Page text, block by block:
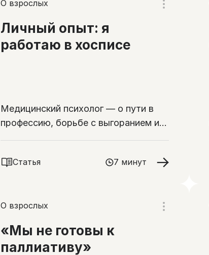
О взрослых
Личный опыт: я
работаю в хосписе
Медицинский психолог — о пути в
профессию, борьбе с выгоранием и о
Статья 7 минут
О взрослых
«Мы не готовы к
паллиативу»